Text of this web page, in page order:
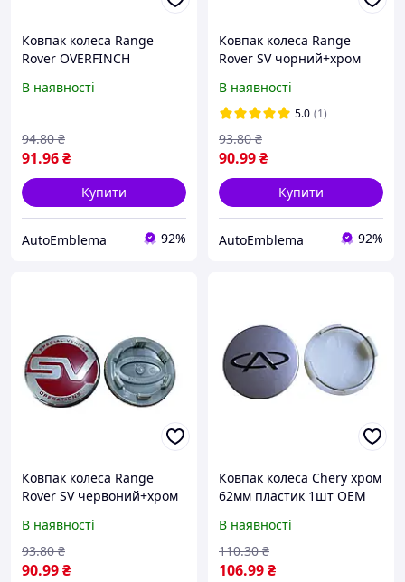
Ковпак колеса Range
Rover OVERFINCH
пластик 1шт OEM
В наявності
91.96₴
94.80 ₴
Купити
AutoEmblema 92%
Ковпак колеса Range
Rover SV чорний+хром
BJ321130AB (ковпачок)
В наявності
5.0 (1)
90.99₴
93.80 ₴
Купити
AutoEmblema 92%
Ковпак колеса Range
Rover SV червоний+хром
BJ321130AB (ковпачок)
В наявності
90.99₴
93.80 ₴
Ковпак колеса Chery хром
62мм пластик 1шт OEM
заглушка диска)
В наявності
106.99₴
110.30 ₴